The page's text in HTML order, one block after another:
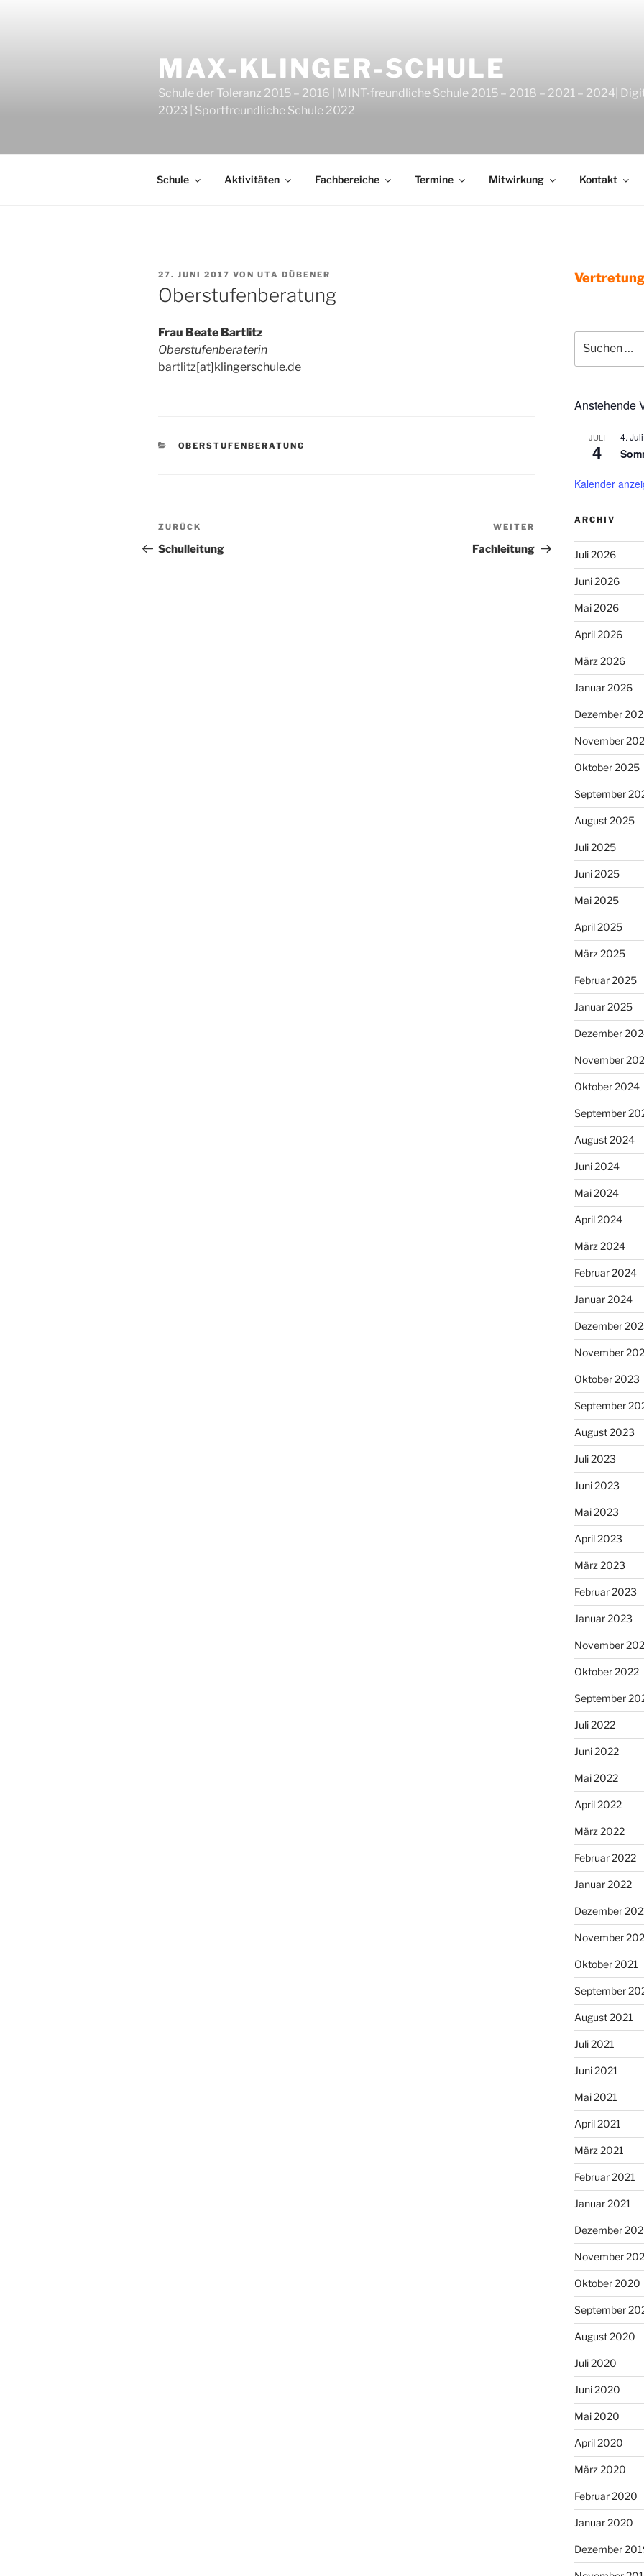
MAX-KLINGER-SCHULE
Schule der Toleranz 2015 – 2016 | MINT-freundliche Schule 2015 – 2018 – 2021 – 2024|
2023 | Sportfreundliche Schule 2022
Schule Aktivitäten Fachbereiche Termine Mitwirkung Kontakt
VERÖFFENTLICHT
27. JUNI 2017 VON UTA DÜBENER
Oberstufenberatung
Frau Beate Bartlitz
Oberstufenberaterin
bartlitz[at]klingerschule.de
KATEGORIEN
OBERSTUFENBERATUNG
Beitragsnavigation
Vorheriger
Beitrag
ZURÜCK
Schulleitung
Beitrag
WEITER
Fachleitung
nach:
Anstehende
JULI
4
4. Juli
Kalender
ARCHIV
Juli 2026
Juni 2026
Mai 2026
April 2026
März 2026
Januar 2026
Dezember
November
Oktober 2025
September
August 2025
Juli 2025
Juni 2025
Mai 2025
April 2025
März 2025
Februar 2025
Januar 2025
Dezember
November
Oktober 2024
September
August 2024
Juni 2024
Mai 2024
April 2024
März 2024
Februar 2024
Januar 2024
Dezember
November
Oktober 2023
September
August 2023
Juli 2023
Juni 2023
Mai 2023
April 2023
März 2023
Februar 2023
Januar 2023
November
Oktober 2022
September
Juli 2022
Juni 2022
Mai 2022
April 2022
März 2022
Februar 2022
Januar 2022
Dezember
November
Oktober 2021
September
August 2021
Juli 2021
Juni 2021
Mai 2021
April 2021
März 2021
Februar 2021
Januar 2021
Dezember
November
Oktober 2020
September
August 2020
Juli 2020
Juni 2020
Mai 2020
April 2020
März 2020
Februar 2020
Januar 2020
Dezember